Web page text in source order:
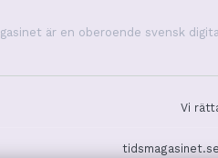
är en oberoende svensk
Vi